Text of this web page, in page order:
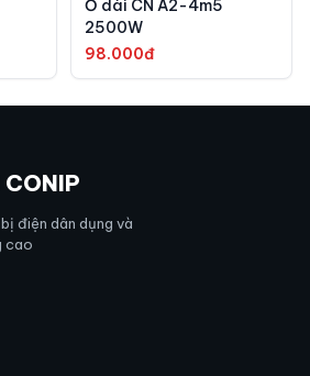
Ổ dài CN A2-4m5
2500W
98.000đ
điện dân dụng và
cao